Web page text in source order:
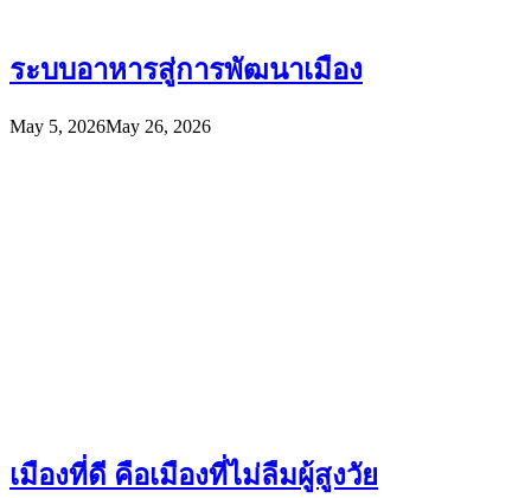
ระบบอาหารสู่การพัฒนาเมือง
May 5, 2026May 26, 2026
เมืองที่ดี คือเมืองที่ไม่ลืมผู้สูงวัย